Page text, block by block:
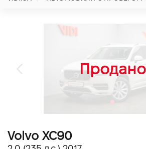
Volvo XC90
Акции %
Новости
Политика качества
Вакансии